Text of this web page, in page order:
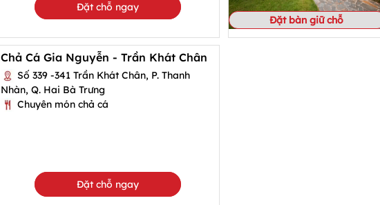
Đặt chỗ ngay
Đặt bàn giữ chỗ
Chả Cá Gia Nguyễn - Trần Khát Chân
Số 339 -341 Trần Khát Chân, P. Thanh
Nhàn, Q. Hai Bà Trưng
Chuyên món chả cá
Đặt chỗ ngay